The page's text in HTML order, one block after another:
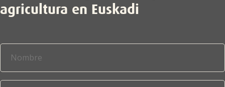
agricultura en Euskadi